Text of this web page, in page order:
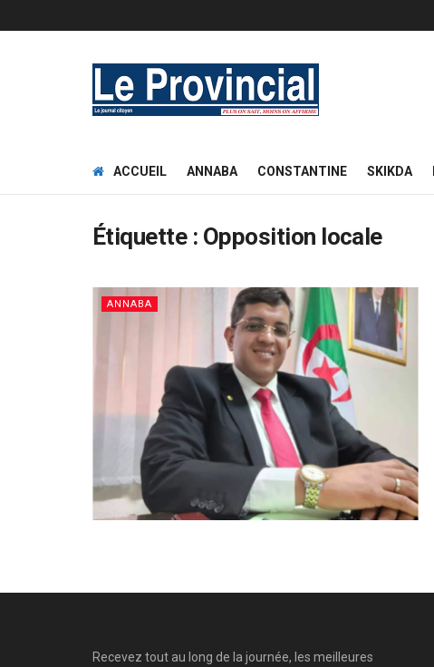
ACCUEIL ANNABA CONSTANTINE SKIKDA
Étiquette : Opposition locale
ANNABA
Recevez tout au long de la journée, les meilleures